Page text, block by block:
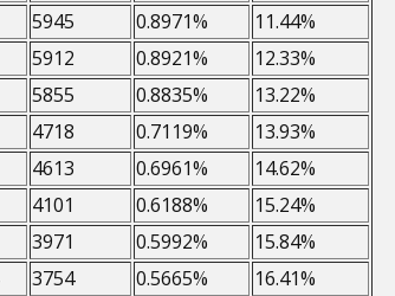
5945 0.8971%
11.44%
5912 0.8921%
12.33%
5855 0.8835%
13.22%
4718 0.7119%
13.93%
4613 0.6961%
14.62%
4101 0.6188%
15.24%
3971 0.5992%
15.84%
3754 0.5665%
16.41%